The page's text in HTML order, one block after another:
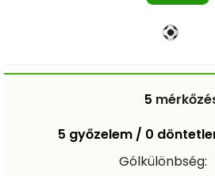
5
5 győzelem / 0
Gólkülönbség: